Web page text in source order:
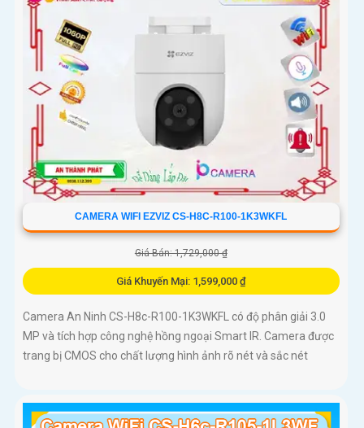
CAMERA WIFI EZVIZ CS-H8C-R100-1K3WKFL
Giá Bán: 1,729,000 ₫
Giá Khuyến Mại: 1,599,000 ₫
Camera An Ninh CS-H8c-R100-1K3WKFL có độ phân giải 3.0
MP và tích hợp công nghệ hồng ngoại Smart IR. Camera được
trang bị CMOS cho chất lượng hình ảnh rõ nét và sắc nét